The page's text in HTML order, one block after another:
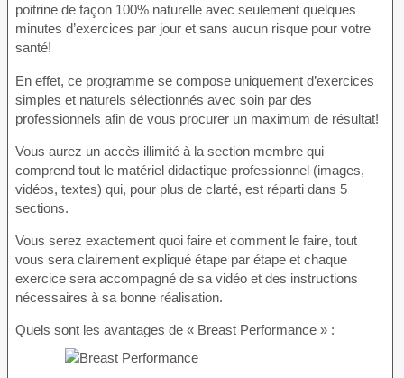
poitrine de façon 100% naturelle avec seulement quelques
minutes d’exercices par jour et sans aucun risque pour votre
santé!
En effet, ce programme se compose uniquement d’exercices
simples et naturels sélectionnés avec soin par des
professionnels afin de vous procurer un maximum de résultat!
Vous aurez un accès illimité à la section membre qui
comprend tout le matériel didactique professionnel (images,
vidéos, textes) qui, pour plus de clarté, est réparti dans 5
sections.
Vous serez exactement quoi faire et comment le faire, tout
vous sera clairement expliqué étape par étape et chaque
exercice sera accompagné de sa vidéo et des instructions
nécessaires à sa bonne réalisation.
Quels sont les avantages de « Breast Performance » :